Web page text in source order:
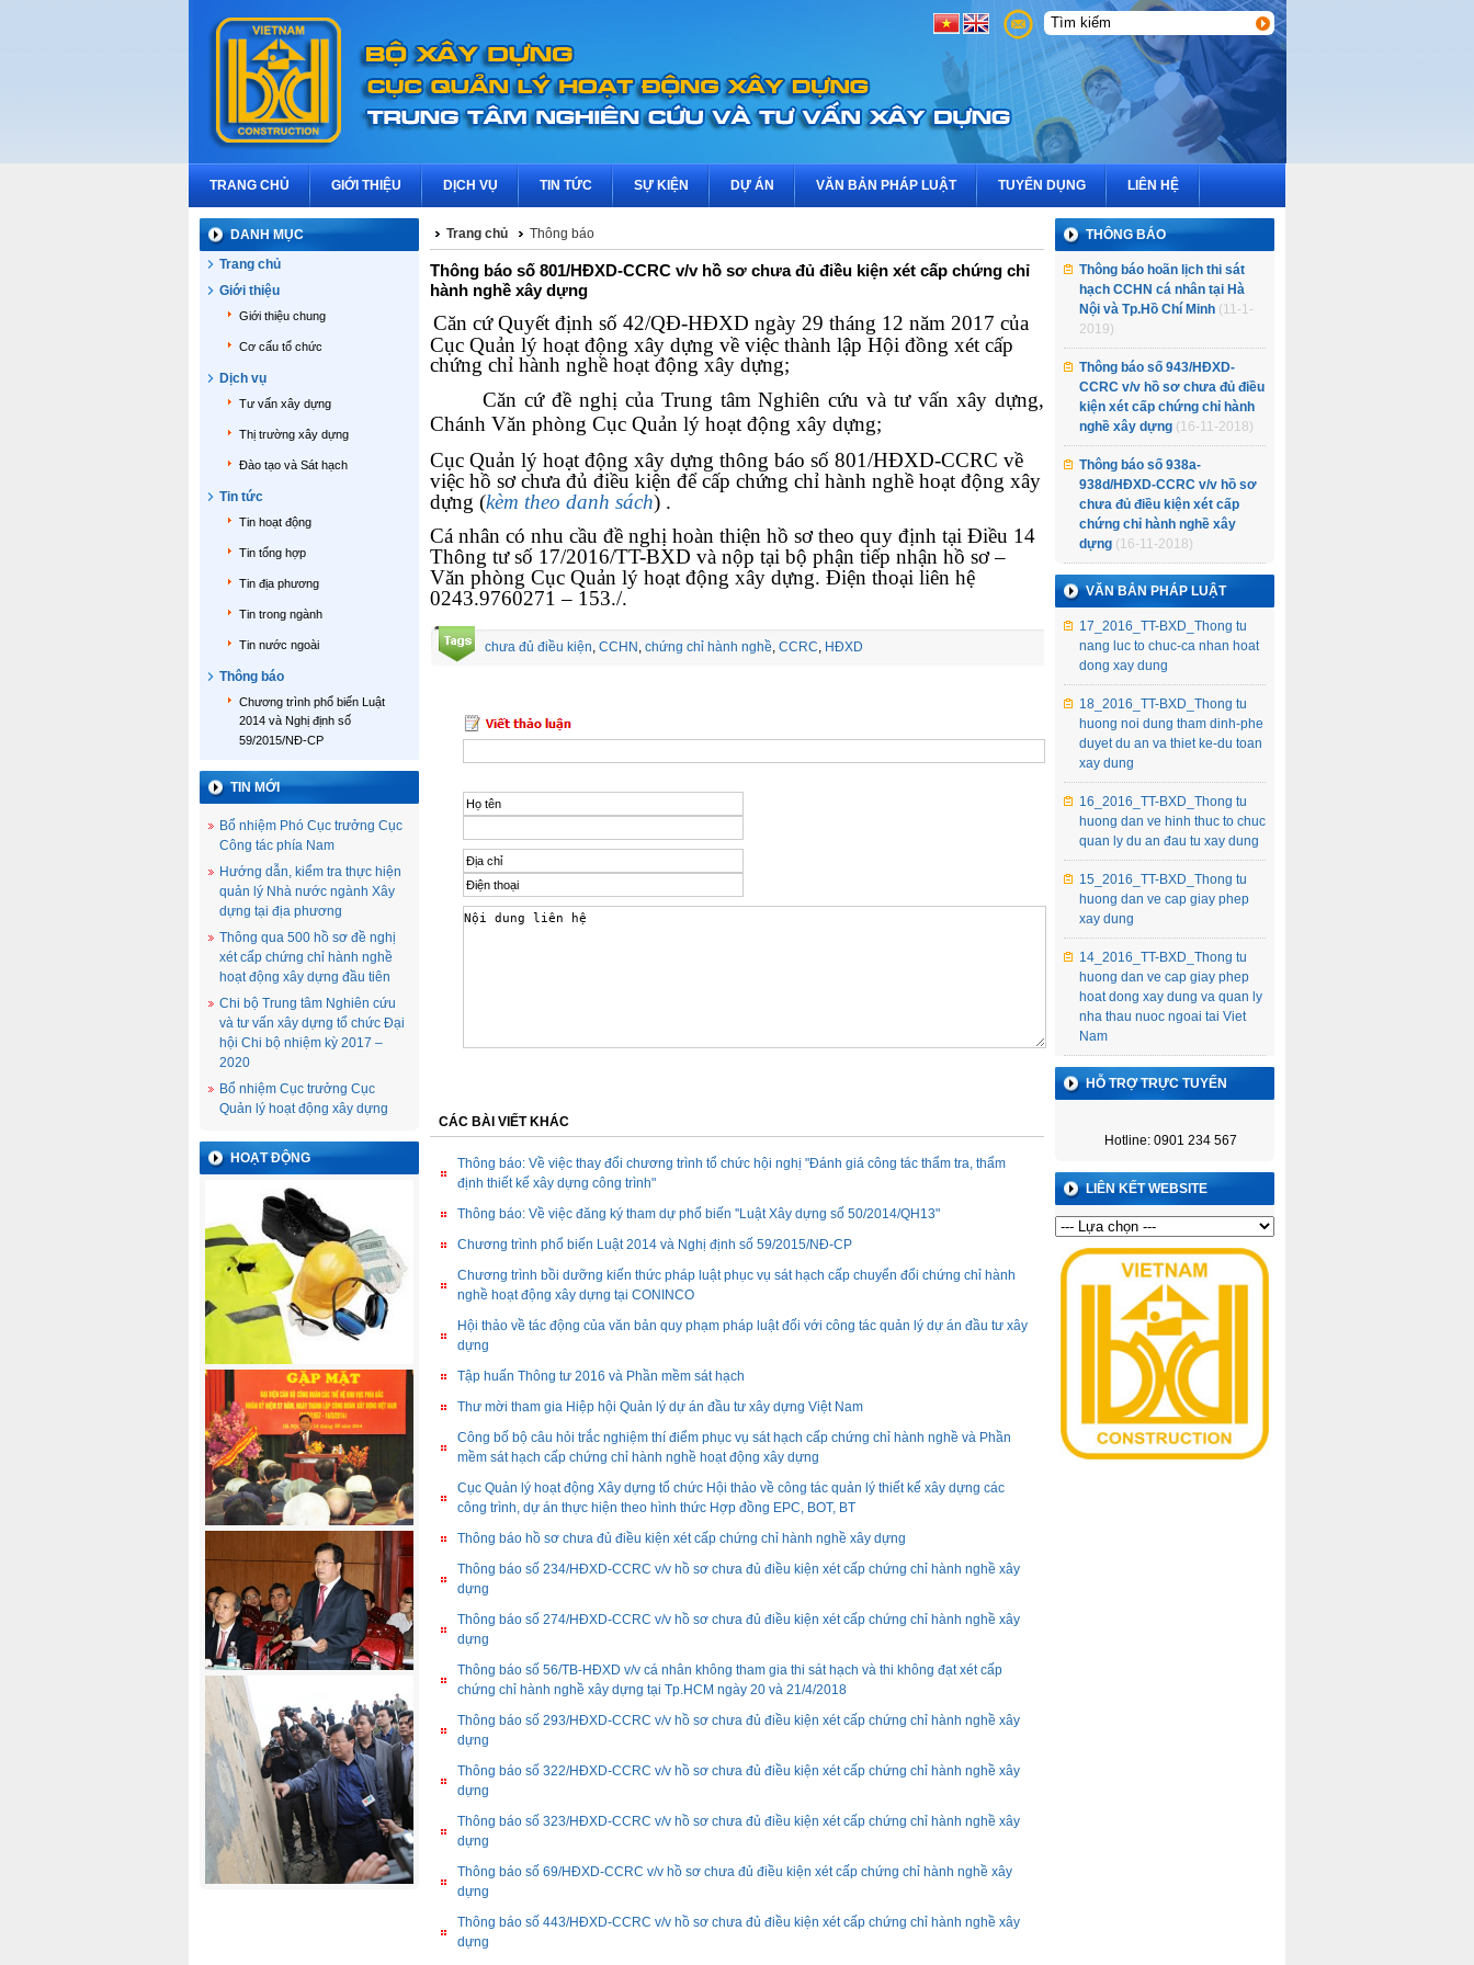
1
2
3
TRANG CHỦ GIỚI THIỆU DỊCH VỤ TIN TỨC SỰ KIỆN DỰ ÁN VĂN BẢN PHÁP LUẬT TUYỂN DỤNG LIÊN HỆ
DANH MỤC
Trang chủ
Giới thiệu
Giới thiệu chung
Cơ cấu tổ chức
Dịch vụ
Tư vấn xây dựng
Thị trường xây dựng
Đào tạo và Sát hạch
Tin tức
Tin hoạt động
Tin tổng hợp
Tin địa phương
Tin trong ngành
Tin nước ngoài
Thông báo
Chương trình phổ biến Luật
2014 và Nghị định số
59/2015/NĐ-CP
TIN MỚI
Bổ nhiệm Phó Cục trưởng Cục
Công tác phía Nam
Hướng dẫn, kiểm tra thực hiện
quản lý Nhà nước ngành Xây
dựng tại địa phương
Thông qua 500 hồ sơ đề nghị
xét cấp chứng chỉ hành nghề
hoạt động xây dựng đầu tiên
Chi bộ Trung tâm Nghiên cứu
và tư vấn xây dựng tổ chức Đại
hội Chi bộ nhiệm kỳ 2017 –
2020
Bổ nhiệm Cục trưởng Cục
Quản lý hoạt động xây dựng
HOẠT ĐỘNG
Trang chủ Thông báo
Thông báo số 801/HĐXD-CCRC v/v hồ sơ chưa đủ điều kiện xét cấp chứng chỉ
hành nghề xây dựng
Căn cứ Quyết định số 42/QĐ-HĐXD ngày 29 tháng 12 năm 2017 của
Cục Quản lý hoạt động xây dựng về việc thành lập Hội đồng xét cấp
chứng chỉ hành nghề hoạt động xây dựng;
Căn cứ đề nghị của Trung tâm Nghiên cứu và tư vấn xây dựng,
Chánh Văn phòng Cục Quản lý hoạt động xây dựng;
Cục Quản lý hoạt động xây dựng thông báo số 801/HĐXD-CCRC về
việc hồ sơ chưa đủ điều kiện để cấp chứng chỉ hành nghề hoạt động xây
dựng (kèm theo danh sách) .
Cá nhân có nhu cầu đề nghị hoàn thiện hồ sơ theo quy định tại Điều 14
Thông tư số 17/2016/TT-BXD và nộp tại bộ phận tiếp nhận hồ sơ –
Văn phòng Cục Quản lý hoạt động xây dựng. Điện thoại liên hệ
0243.9760271 – 153./.
chưa đủ điều kiện, CCHN , chứng chỉ hành nghề, CCRC, HĐXD
CÁC BÀI VIẾT KHÁC
Thông báo: Về việc thay đổi chương trình tổ chức hội nghị "Đánh giá công tác thẩm tra, thẩm
định thiết kế xây dựng công trình"
Thông báo: Về việc đăng ký tham dự phổ biến ''Luật Xây dựng số 50/2014/QH13"
Chương trình phổ biến Luật 2014 và Nghị định số 59/2015/NĐ-CP
Chương trình bồi dưỡng kiến thức pháp luật phục vụ sát hạch cấp chuyển đổi chứng chỉ hành
nghề hoạt động xây dựng tại CONINCO
Hội thảo về tác động của văn bản quy phạm pháp luật đối với công tác quản lý dự án đầu tư xây
dựng
Tập huấn Thông tư 2016 và Phần mềm sát hạch
Thư mời tham gia Hiệp hội Quản lý dự án đầu tư xây dựng Việt Nam
Công bố bộ câu hỏi trắc nghiệm thí điểm phục vụ sát hạch cấp chứng chỉ hành nghề và Phần
mềm sát hạch cấp chứng chỉ hành nghề hoạt động xây dựng
Cục Quản lý hoạt động Xây dựng tổ chức Hội thảo về công tác quản lý thiết kế xây dựng các
công trình, dự án thực hiện theo hình thức Hợp đồng EPC, BOT, BT
Thông báo hồ sơ chưa đủ điều kiện xét cấp chứng chỉ hành nghề xây dựng
Thông báo số 234/HĐXD-CCRC v/v hồ sơ chưa đủ điều kiện xét cấp chứng chỉ hành nghề xây
dựng
Thông báo số 274/HĐXD-CCRC v/v hồ sơ chưa đủ điều kiện xét cấp chứng chỉ hành nghề xây
dựng
Thông báo số 56/TB-HĐXD v/v cá nhân không tham gia thi sát hạch và thi không đạt xét cấp
chứng chỉ hành nghề xây dựng tại Tp.HCM ngày 20 và 21/4/2018
Thông báo số 293/HĐXD-CCRC v/v hồ sơ chưa đủ điều kiện xét cấp chứng chỉ hành nghề xây
dựng
Thông báo số 322/HĐXD-CCRC v/v hồ sơ chưa đủ điều kiện xét cấp chứng chỉ hành nghề xây
dựng
Thông báo số 323/HĐXD-CCRC v/v hồ sơ chưa đủ điều kiện xét cấp chứng chỉ hành nghề xây
dựng
Thông báo số 69/HĐXD-CCRC v/v hồ sơ chưa đủ điều kiện xét cấp chứng chỉ hành nghề xây
dựng
Thông báo số 443/HĐXD-CCRC v/v hồ sơ chưa đủ điều kiện xét cấp chứng chỉ hành nghề xây
dựng
THÔNG BÁO
Thông báo hoãn lịch thi sát
hạch CCHN cá nhân tại Hà
Nội và Tp.Hồ Chí Minh (11-1-
2019)
Thông báo số 943/HĐXD-
CCRC v/v hồ sơ chưa đủ điều
kiện xét cấp chứng chỉ hành
nghề xây dựng (16-11-2018)
Thông báo số 938a-
938d/HĐXD-CCRC v/v hồ sơ
chưa đủ điều kiện xét cấp
chứng chỉ hành nghề xây
dựng (16-11-2018)
VĂN BẢN PHÁP LUẬT
17_2016_TT-BXD_Thong tu
nang luc to chuc-ca nhan hoat
dong xay dung
18_2016_TT-BXD_Thong tu
huong noi dung tham dinh-phe
duyet du an va thiet ke-du toan
xay dung
16_2016_TT-BXD_Thong tu
huong dan ve hinh thuc to chuc
quan ly du an đau tu xay dung
15_2016_TT-BXD_Thong tu
huong dan ve cap giay phep
xay dung
14_2016_TT-BXD_Thong tu
huong dan ve cap giay phep
hoat dong xay dung va quan ly
nha thau nuoc ngoai tai Viet
Nam
HỖ TRỢ TRỰC TUYẾN
Hotline: 0901 234 567
LIÊN KẾT WEBSITE